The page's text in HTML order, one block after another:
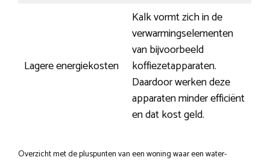
Lagere energiekosten
Kalk vormt zich in de
verwarmingselementen
van bijvoorbeeld
koffiezetapparaten.
Daardoor werken deze
apparaten minder efficiënt
en dat kost geld.
Overzicht met de pluspunten van een woning waar een water-